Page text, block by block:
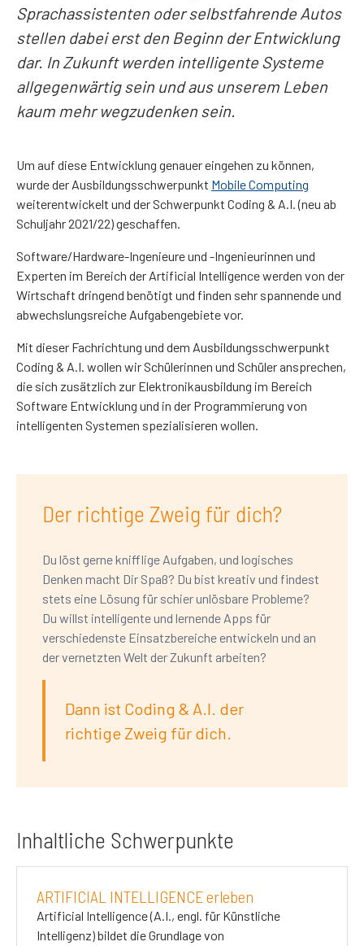
Sprachassistenten oder selbstfahrende Autos
stellen dabei erst den Beginn der Entwicklung
dar. In Zukunft werden intelligente Systeme
allgegenwärtig sein und aus unserem Leben
kaum mehr wegzudenken sein.
Um auf diese Entwicklung genauer eingehen zu können,
wurde der Ausbildungsschwerpunkt Mobile Computing
weiterentwickelt und der Schwerpunkt Coding & A.I. (neu ab
Schuljahr 2021/22) geschaffen.
Software/Hardware-Ingenieure und -Ingenieurinnen und
Experten im Bereich der Artificial Intelligence werden von der
Wirtschaft dringend benötigt und finden sehr spannende und
abwechslungsreiche Aufgabengebiete vor.
Mit dieser Fachrichtung und dem Ausbildungsschwerpunkt
Coding & A.I. wollen wir Schülerinnen und Schüler ansprechen,
die sich zusätzlich zur Elektronikausbildung im Bereich
Software Entwicklung und in der Programmierung von
intelligenten Systemen spezialisieren wollen.
Der richtige Zweig für dich?
Du löst gerne knifflige Aufgaben, und logisches
Denken macht Dir Spaß? Du bist kreativ und findest
stets eine Lösung für schier unlösbare Probleme?
Du willst intelligente und lernende Apps für
verschiedenste Einsatzbereiche entwickeln und an
der vernetzten Welt der Zukunft arbeiten?
Dann ist Coding & A.I. der
richtige Zweig für dich.
Inhaltliche Schwerpunkte
ARTIFICIAL INTELLIGENCE erleben
Artificial Intelligence (A.I., engl. für Künstliche
Intelligenz) bildet die Grundlage von